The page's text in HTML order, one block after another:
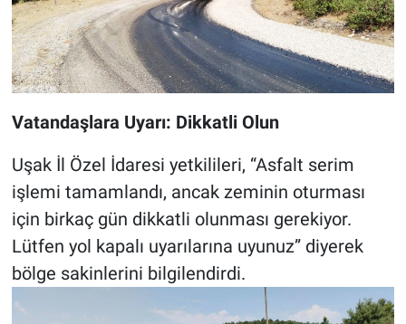
Vatandaşlara Uyarı: Dikkatli Olun
Uşak İl Özel İdaresi yetkilileri, “Asfalt serim
işlemi tamamlandı, ancak zeminin oturması
için birkaç gün dikkatli olunması gerekiyor.
Lütfen yol kapalı uyarılarına uyunuz” diyerek
bölge sakinlerini bilgilendirdi.